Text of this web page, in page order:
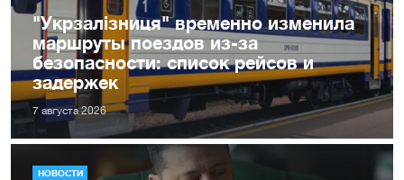
"Укрзалізниця" временно изменила
маршруты поездов из-за
безопасности: список рейсов и
задержек
7 августа 2026
НОВОСТИ